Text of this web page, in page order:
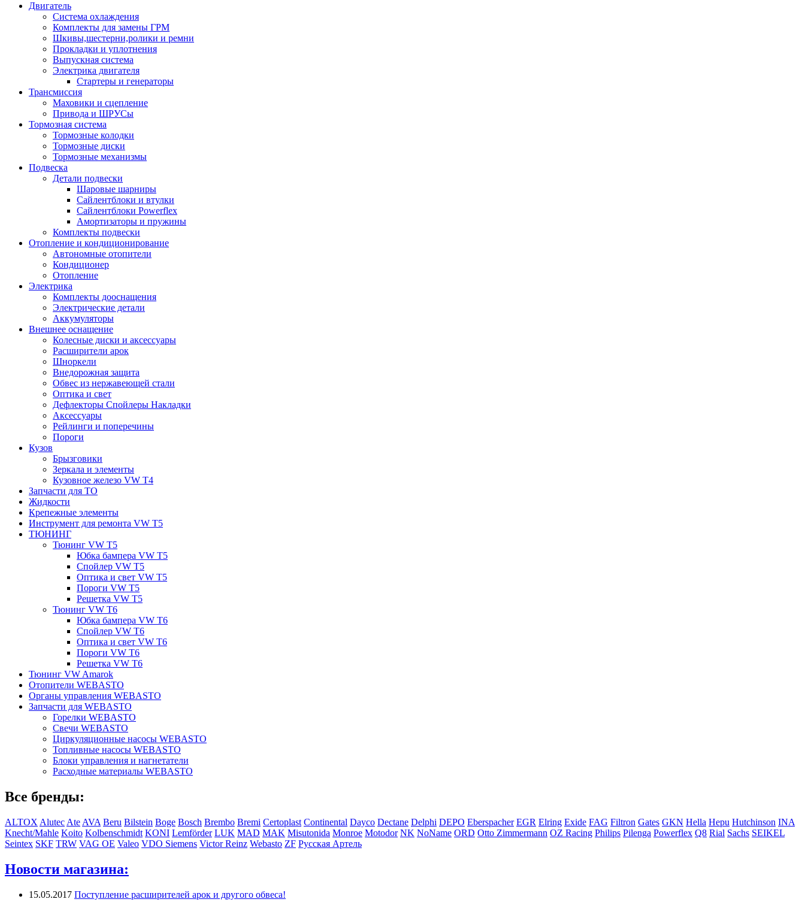
Двигатель
Система охлаждения
Комплекты для замены ГРМ
Шкивы,шестерни,ролики и ремни
Прокладки и уплотнения
Выпускная система
Электрика двигателя
Стартеры и генераторы
Трансмиссия
Маховики и сцепление
Привода и ШРУСы
Тормозная система
Тормозные колодки
Тормозные диски
Тормозные механизмы
Подвеска
Детали подвески
Шаровые шарниры
Сайлентблоки и втулки
Сайлентблоки Powerflex
Амортизаторы и пружины
Комплекты подвески
Отопление и кондиционирование
Автономные отопители
Кондиционер
Отопление
Электрика
Комплекты дооснащения
Электрические детали
Аккумуляторы
Внешнее оснащение
Колесные диски и аксессуары
Расширители арок
Шноркели
Внедорожная защита
Обвес из нержавеющей стали
Оптика и свет
Дефлекторы Спойлеры Накладки
Аксессуары
Рейлинги и поперечины
Пороги
Кузов
Брызговики
Зеркала и элементы
Кузовное железо VW T4
Запчасти для ТО
Жидкости
Крепежные элементы
Инструмент для ремонта VW T5
ТЮНИНГ
Тюнинг VW T5
Юбка бампера VW T5
Спойлер VW T5
Оптика и свет VW T5
Пороги VW T5
Решетка VW T5
Тюнинг VW T6
Юбка бампера VW T6
Спойлер VW T6
Оптика и свет VW T6
Пороги VW T6
Решетка VW T6
Тюнинг VW Amarok
Отопители WEBASTO
Органы управления WEBASTO
Запчасти для WEBASTO
Горелки WEBASTO
Свечи WEBASTO
Циркуляционные насосы WEBASTO
Топливные насосы WEBASTO
Блоки управления и нагнетатели
Расходные материалы WEBASTO
Все бренды:
ALTOX Alutec Ate AVA Beru Bilstein Boge Bosch Brembo Bremi Certoplast Continental Dayco Dectane Delphi DEPO Eberspacher EGR Elring Exide FAG Filtron Gates GKN Hella Hepu Hutchinson INA
Knecht/Mahle Koito Kolbenschmidt KONI Lemförder LUK MAD MAK Misutonida Monroe Motodor NK NoName ORD Otto Zimmermann OZ Racing Philips Pilenga Powerflex Q8 Rial Sachs SEIKEL
Seintex SKF TRW VAG OE Valeo VDO Siemens Victor Reinz Webasto ZF Русская Артель
Новости магазина:
15.05.2017 Поступление расширителей арок и другого обвеса!